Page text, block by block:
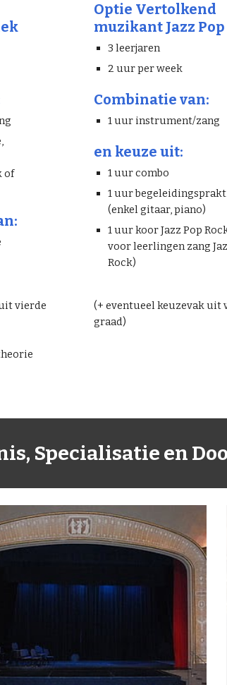
of
vierde
Optie Vertolkend
muzikant Jazz
3 leerjaren
2 uur per week
Combinatie van:
1 uur instrument/zang
en keuze uit:
1 uur combo
1 uur
(enkel gitaar, piano)
1 uur koor Jazz Pop
voor leerlingen zang
Rock)
(+ eventueel keuzevak uit
graad)
Specialisatie en